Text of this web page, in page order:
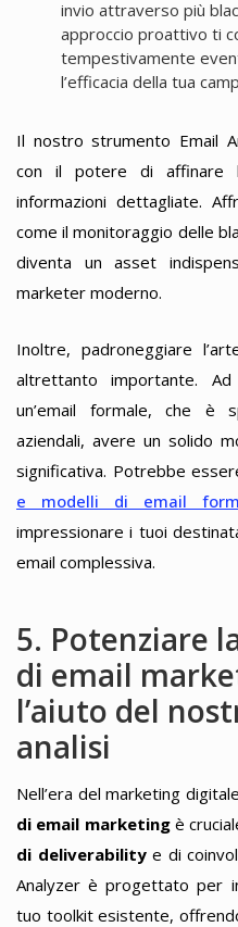
invio attraverso più
approccio proattivo ti
tempestivamente
l’efficacia della tua
Il nostro strumento Email
con il potere di affinare
informazioni dettagliate.
come il monitoraggio delle
diventa un asset
marketer moderno.
Inoltre, padroneggiare
altrettanto importante.
un’email formale, che è
aziendali, avere un solido
significativa. Potrebbe
e modelli di email
impressionare i tuoi
email complessiva.
5. Potenziare
di email
l’aiuto del
analisi
Nell’era del marketing
di email marketingè
di deliverabilitye di
Analyzer è progettato per
tuo toolkit esistente,